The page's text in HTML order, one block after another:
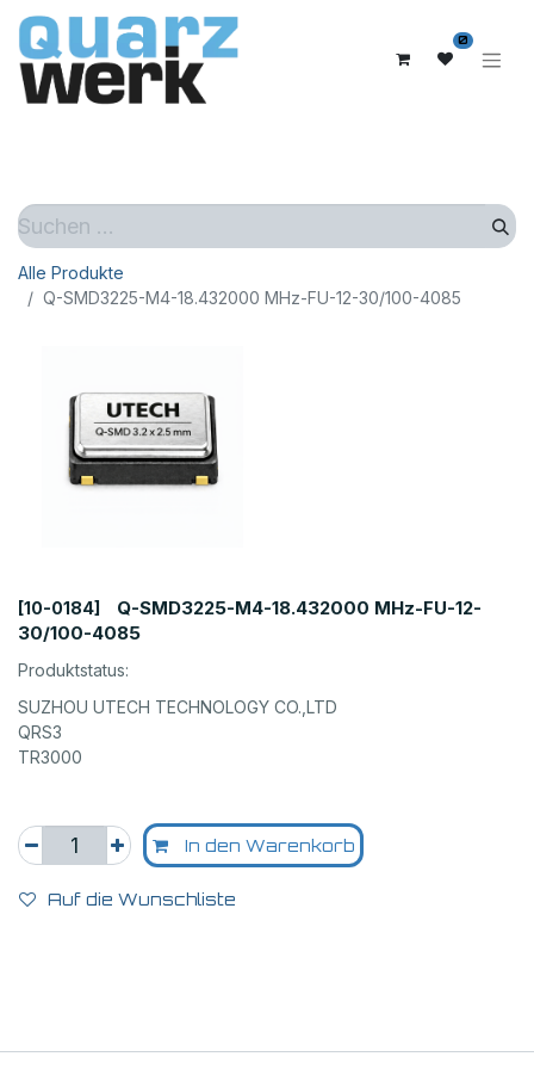
0
Alle Produkte
Q-SMD3225-M4-18.432000 MHz-FU-12-30/100-4085
[10-0184]
Q-SMD3225-M4-18.432000 MHz-FU-12-
30/100-4085
Produktstatus:
SUZHOU UTECH TECHNOLOGY CO.,LTD
QRS3
TR3000
In den Warenkorb
Auf die Wunschliste